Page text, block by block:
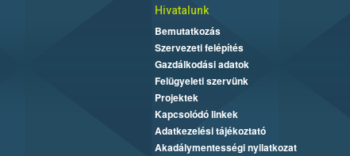
Hivatalunk
Bemutatkozás
Szervezeti felépítés
Gazdálkodási adatok
Felügyeleti szervünk
Projektek
Kapcsolódó linkek
Adatkezelési tájékoztató
Akadálymentességi nyilatkozat